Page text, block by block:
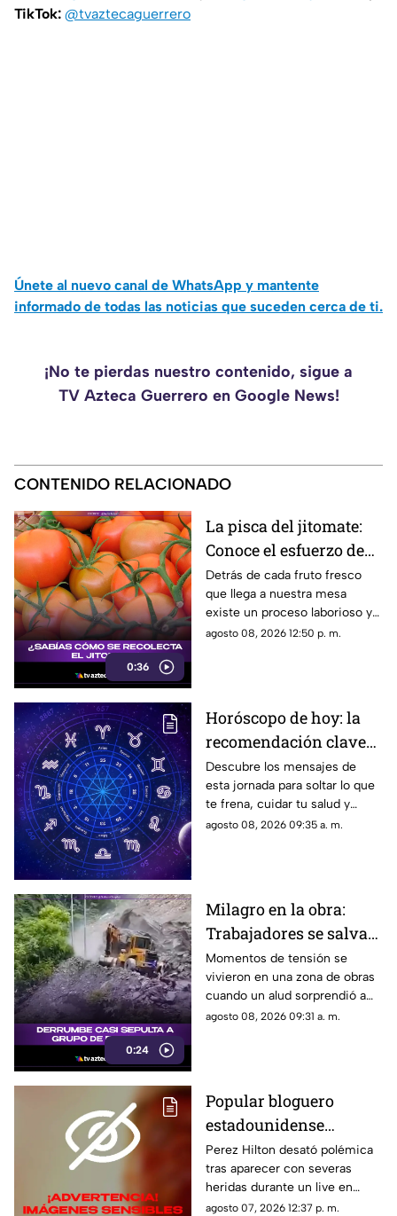
TikTok: @tvaztecaguerrero
Únete al nuevo canal de WhatsApp y mantente
informado de todas las noticias que suceden cerca de ti.
¡No te pierdas nuestro contenido, sigue a
TV Azteca Guerrero en Google News!
CONTENIDO RELACIONADO
0:36
La pisca del jitomate:
Conoce el esfuerzo de
los jornaleros y el
cuidado en el campo
Detrás de cada fruto fresco
que llega a nuestra mesa
existe un proceso laborioso y
tradicional conocido como la
agosto 08, 2026 12:50 p. m.
Horóscopo de hoy: la
recomendación clave
para tu signo este
sábado
Descubre los mensajes de
esta jornada para soltar lo que
te frena, cuidar tu salud y
renovar tu energía en la playa o
agosto 08, 2026 09:35 a. m.
0:24
Milagro en la obra:
Trabajadores se salvan
de milagro tras
aparatoso derrumbe de
tierra
Momentos de tensión se
vivieron en una zona de obras
cuando un alud sorprendió a
los presentes, quienes
agosto 08, 2026 09:31 a. m.
Popular bloguero
estadounidense
aparece con severas
heridas en un LIVE;
¿buscaba interacción?
Perez Hilton desató polémica
tras aparecer con severas
heridas durante un live en
TikTok. El video abrió un
agosto 07, 2026 12:37 p. m.